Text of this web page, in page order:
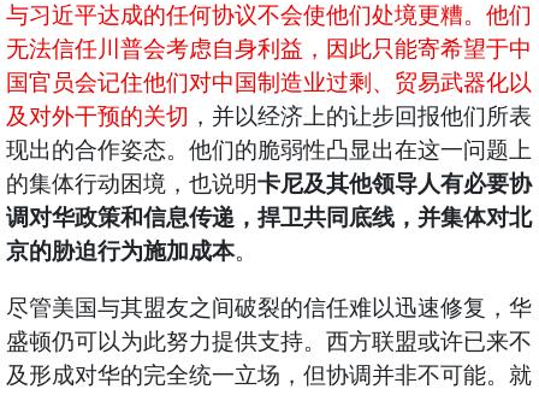
与习近平达成的任何协议不会使他们处境更糟。他们
无法信任川普会考虑自身利益，因此只能寄希望于中
国官员会记住他们对中国制造业过剩、贸易武器化以
及对外干预的关切 ，并以经济上的让步回报他们所表
现出的合作姿态。他们的脆弱性凸显出在这一问题上
的集体行动困境，也说明卡尼及其他领导人有必要协
调对华政策和信息传递，捍卫共同底线，并集体对北
京的胁迫行为施加成本。
尽管美国与其盟友之间破裂的信任难以迅速修复，华
盛顿仍可以为此努力提供支持。西方联盟或许已来不
及形成对华的完全统一立场，但协调并非不可能。就